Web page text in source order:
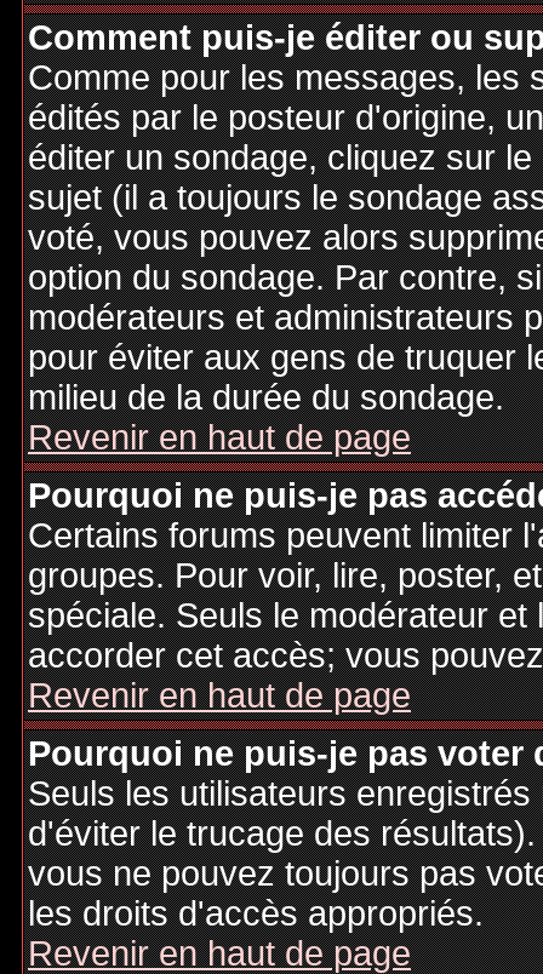
Comment puis-je éditer ou
Comme pour les messages, les
édités par le posteur d'origine,
éditer un sondage, cliquez sur
sujet (il a toujours le sondage
voté, vous pouvez alors
option du sondage. Par contre,
modérateurs et administrateurs
pour éviter aux gens de truquer
milieu de la durée du sondage.
Revenir en haut de page
Pourquoi ne puis-je pas
Certains forums peuvent limiter
groupes. Pour voir, lire, poster,
spéciale. Seuls le modérateur
accorder cet accès; vous
Revenir en haut de page
Pourquoi ne puis-je pas voter
Seuls les utilisateurs
d'éviter le trucage des
vous ne pouvez toujours pas
les droits d'accès appropriés.
Revenir en haut de page